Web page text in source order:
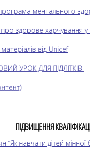
ментального
здорове харчування у
від Unicef
УРОК ДЛЯ ПІДЛІТКІВ
ПІДВИЩЕННЯ
“Як навчати дітей мінної